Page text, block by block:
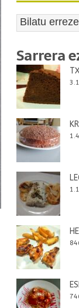
Sarrera